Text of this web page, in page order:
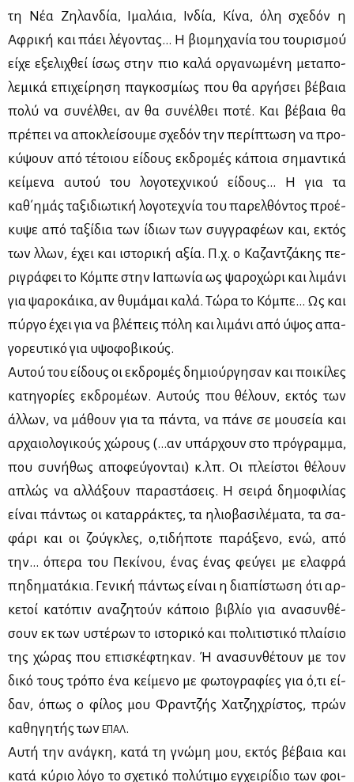
τη Νέα Ζη­λαν­δία, Ιμα­λάια, Ιν­δία, Κί­να, όλη σχε­δόν η
Αφρι­κή και πά­ει λέ­γο­ντας… Η βιο­μη­χα­νία του του­ρι­σμού
εί­χε εξε­λι­χθεί ίσως στην πιο κα­λά ορ­γα­νω­μέ­νη με­τα­πο­
λε­μι­κά επι­χεί­ρη­ση πα­γκο­σμί­ως που θα αρ­γή­σει βέ­βαια
πο­λύ να συ­νέλ­θει, αν θα συ­νέλ­θει πο­τέ. Και βέ­βαια θα
πρέ­πει να απο­κλεί­σου­με σχε­δόν την πε­ρί­πτω­ση να προ­
κύ­ψουν από τέ­τοιου εί­δους εκ­δρο­μές κά­ποια ση­μα­ντι­κά
κεί­με­να αυ­τού του λο­γο­τε­χνι­κού εί­δους… Η για τα
καθ΄ημάς τα­ξι­διω­τι­κή λο­γο­τε­χνία του πα­ρελ­θό­ντος προ­έ­
κυ­ψε από τα­ξί­δια των ίδιων των συγ­γρα­φέ­ων και, εκτός
των ἀλλων, έχει και ιστο­ρι­κή αξία. Π.χ. ο Κα­ζαν­τζά­κης πε­
ρι­γρά­φει το Κό­μπε στην Ια­πω­νία ως ψα­ρο­χώ­ρι και λι­μά­νι
για ψα­ρο­κάι­κα, αν θυ­μά­μαι κα­λά. Τώ­ρα το Κό­μπε… Ως και
πύρ­γο έχει για να βλέ­πεις πό­λη και λι­μά­νι από ύψος απα­
γο­ρευ­τι­κό για υψο­φο­βι­κούς.
Αυ­τού του εί­δους οι εκ­δρο­μές δη­μιούρ­γη­σαν και ποι­κί­λες
κα­τη­γο­ρί­ες εκ­δρο­μέ­ων. Αυ­τούς που θέ­λουν, εκτός των
άλ­λων, να μά­θουν για τα πά­ντα, να πά­νε σε μου­σεία και
αρ­χαιο­λο­γι­κούς χώ­ρους (…αν υπάρ­χουν στο πρό­γραμ­μα,
που συ­νή­θως απο­φεύ­γο­νται) κ.λπ. Οι πλεί­στοι θέ­λουν
απλώς να αλ­λά­ξουν πα­ρα­στά­σεις. Η σει­ρά δη­μο­φι­λί­ας
εί­ναι πά­ντως οι κα­ταρ­ρά­κτες, τα ηλιο­βα­σι­λέ­μα­τα, τα σα­
φά­ρι και οι ζού­γκλες, ο,τι­δή­πο­τε πα­ρά­ξε­νο, ενώ, από
την… όπε­ρα του Πε­κί­νου, ένας ένας φεύ­γει με ελα­φρά
πη­δη­μα­τά­κια. Γε­νι­κή πά­ντως εί­ναι η δια­πί­στω­ση ότι αρ­
κε­τοί κα­τό­πιν ανα­ζη­τούν κά­ποιο βι­βλίο για ανα­συν­θέ­
σουν εκ των υστέ­ρων το ιστο­ρι­κό και πο­λι­τι­στι­κό πλαί­σιο
της χώ­ρας που επι­σκέ­φτη­καν. Ή ανα­συν­θέ­τουν με τον
δι­κό τους τρό­πο ένα κεί­με­νο με φω­το­γρα­φί­ες για ό,τι εί­
δαν, όπως ο φί­λος μου Φραν­τζής Χα­τζη­χρί­στος, πρών
κα­θη­γη­τής των ΕΠΑΛ.
Αυ­τή την ανά­γκη, κα­τά τη γνώ­μη μου, εκτός βέ­βαια και
κα­τά κύ­ριο λό­γο το σχε­τι­κό πο­λύ­τι­μο εγ­χει­ρί­διο των φοι­